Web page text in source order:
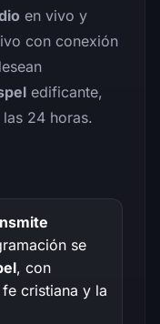
en vivo y
con conexión
edificante,
24 horas.
se
, con
cristiana y la